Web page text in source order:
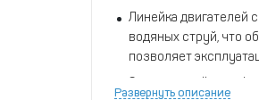
Линейка двигателей
водяных струй, что
позволяет
Электронный
Развернуть описание